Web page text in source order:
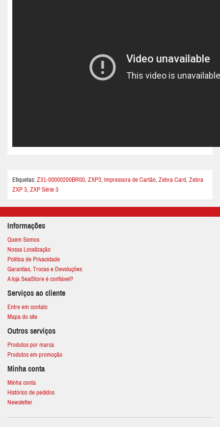
Etiquetas: Z31-00000200BR00, ZXP3, Impressora de Cartão, Zebra Card, Zebra
ZXP 3, ZXP Série 3
Informações
Quem Somos
Nossa Localização
Política de Privacidade
Garantias, Trocas e Devoluções
A loja SealStore é confiável?
Serviços ao cliente
Entre em contato
Mapa do site
Outros serviços
Produtos por marca
Produtos em promoção
Minha conta
Minha conta
Histórico de pedidos
Newsletter